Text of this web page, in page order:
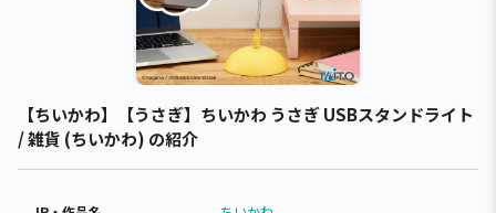
【ちいかわ】【うさぎ】ちいかわ うさぎ USBスタンドライト
/ 雑貨 (ちいかわ) の紹介